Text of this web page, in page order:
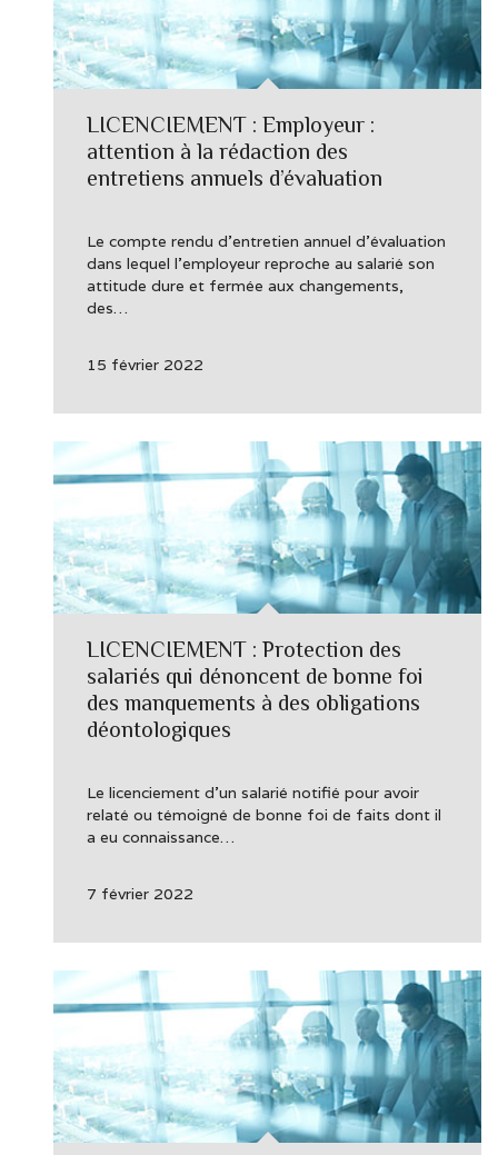
LICENCIEMENT : Employeur :
attention à la rédaction des
entretiens annuels d’évaluation
Le compte rendu d’entretien annuel d’évaluation
dans lequel l’employeur reproche au salarié son
attitude dure et fermée aux changements,
des…
15 février 2022
LICENCIEMENT : Protection des
salariés qui dénoncent de bonne foi
des manquements à des obligations
déontologiques
Le licenciement d’un salarié notifié pour avoir
relaté ou témoigné de bonne foi de faits dont il
a eu connaissance…
7 février 2022